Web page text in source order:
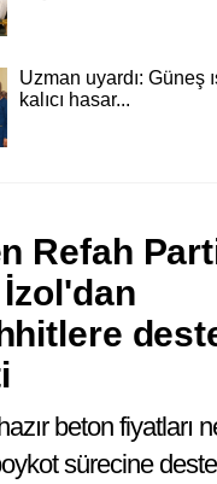
Uzman uyardı: Güneş
kalıcı hasar...
Refah
beton fiyatları
sürecine